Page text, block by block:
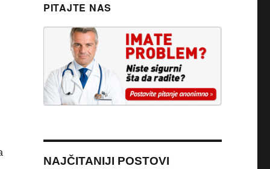
PITAJTE NAS
NAJČITANIJI POSTOVI